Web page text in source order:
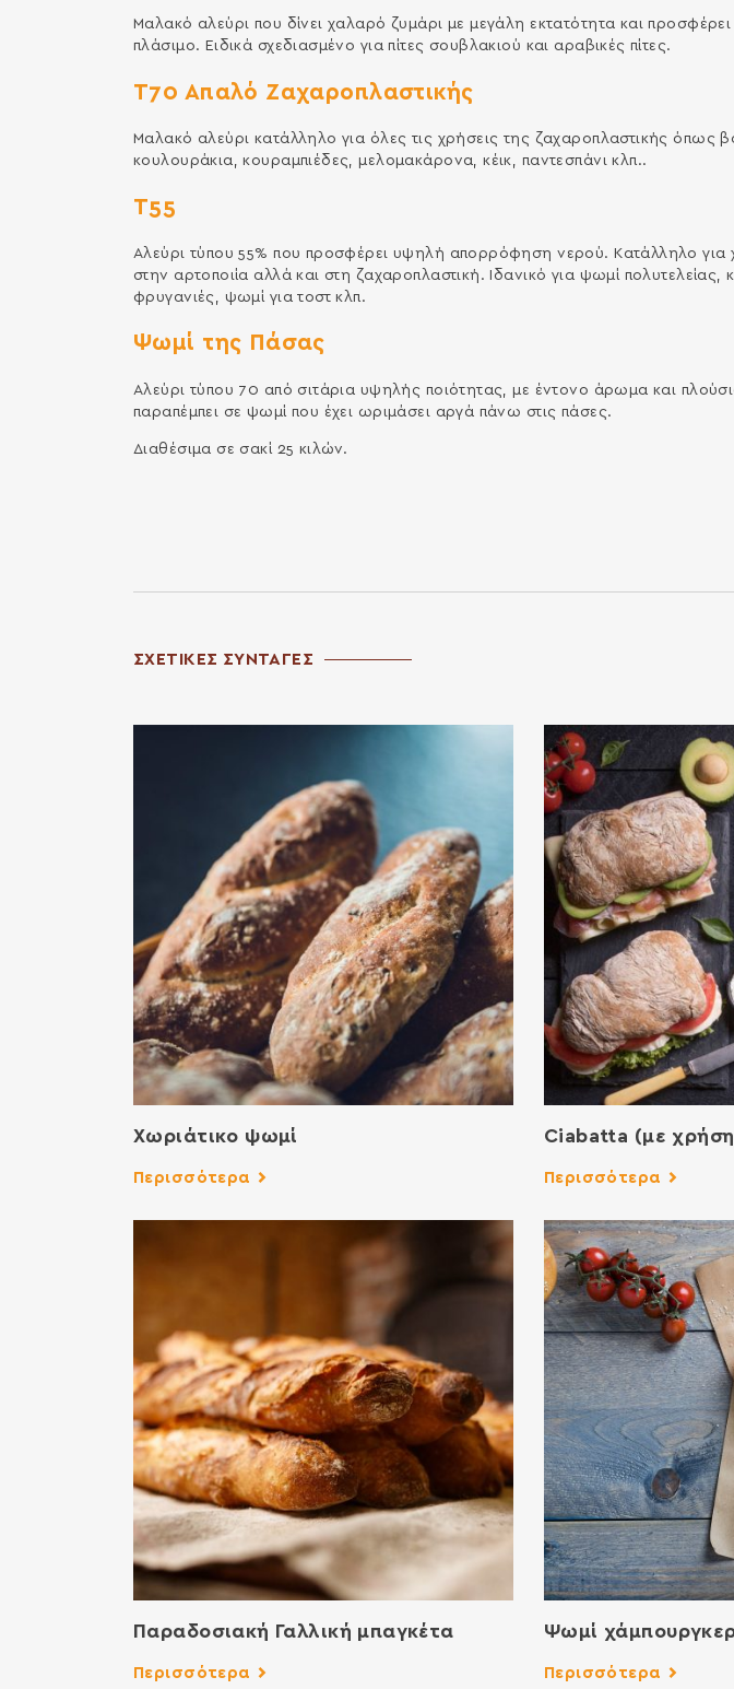
Μαλακό αλεύρι που δίνει χαλαρό ζυµάρι µε µεγάλη εκτατότητα και προσφέρει
πλάσιµο. Ειδικά σχεδιασµένο για πίτες σουβλακιού και αραβικές πίτες.
Τ70 Απαλό Ζαχαροπλαστικής
Μαλακό αλεύρι κατάλληλο για όλες τις χρήσεις της ζαχαροπλαστικής όπως
κουλουράκια, κουραµπιέδες, µελοµακάρονα, κέικ, παντεσπάνι κλπ..
Τ55
Αλεύρι τύπου 55% που προσφέρει υψηλή απορρόφηση νερού. Κατάλληλο για
στην αρτοποιία αλλά και στη ζαχαροπλαστική. Ιδανικό για ψωµί πολυτελείας,
φρυγανιές, ψωµί για τοστ κλπ.
Ψωμί της Πάσας
Αλεύρι τύπου 70 από σιτάρια υψηλής ποιότητας, µε έντονο άρωµα και
παραπέµπει σε ψωµί που έχει ωριµάσει αργά πάνω στις πάσες.
Διαθέσιμα σε σακί 25 κιλών.
ΣΧΕΤΙΚΕΣ ΣΥΝΤΑΓΕΣ
Χωριάτικο ψωμί
Περισσότερα
Ciabatta (με
Περισσότερα
Παραδοσιακή Γαλλική μπαγκέτα
Περισσότερα
Ψωμί
Περισσότερα